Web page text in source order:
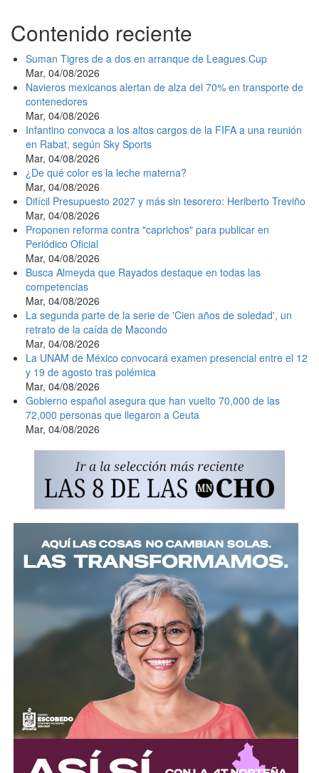
Contenido reciente
Suman Tigres de a dos en arranque de Leagues Cup
Mar, 04/08/2026
Navieros mexicanos alertan de alza del 70% en transporte de
contenedores
Mar, 04/08/2026
Infantino convoca a los altos cargos de la FIFA a una reunión
en Rabat, según Sky Sports
Mar, 04/08/2026
¿De qué color es la leche materna?
Mar, 04/08/2026
Difícil Presupuesto 2027 y más sin tesorero: Heriberto Treviño
Mar, 04/08/2026
Proponen reforma contra "caprichos" para publicar en
Periódico Oficial
Mar, 04/08/2026
Busca Almeyda que Rayados destaque en todas las
competencias
Mar, 04/08/2026
La segunda parte de la serie de 'Cien años de soledad', un
retrato de la caída de Macondo
Mar, 04/08/2026
La UNAM de México convocará examen presencial entre el 12
y 19 de agosto tras polémica
Mar, 04/08/2026
Gobierno español asegura que han vuelto 70,000 de las
72,000 personas que llegaron a Ceuta
Mar, 04/08/2026